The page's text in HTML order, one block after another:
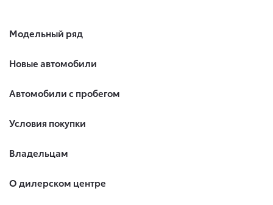
Модельный ряд
Новые автомобили
Автомобили с пробегом
Условия покупки
Владельцам
О дилерском центре